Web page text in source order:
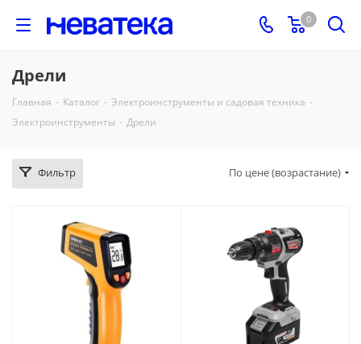
0
Дрели
Главная - Каталог - Электроинструменты и садовая техника -
Электроинструменты - Дрели
Фильтр По цене (возрастание)